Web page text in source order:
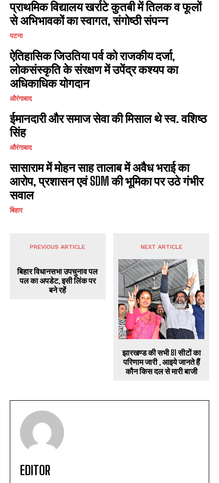
I WANT IN
I've read and accept the Privacy Policy .
प्राथमिक विद्यालय खर्राटे कुतबी में तिलक व फूलों
से अभिभावकों का स्वागत, संगोष्ठी संपन्न
पटना
ऐतिहासिक जिउतिया पर्व को राजकीय दर्जा,
लोकसंस्कृति के संरक्षण में उपेंद्र कश्यप का
अधिकाधिक योगदान
औरंगाबाद
ईमानदारी और समाज सेवा की मिसाल थे स्व. वशिष्ठ
सिंह
औरंगाबाद
सासाराम में मोहन साह तालाब में अवैध भराई का
आरोप, प्रशासन एवं SDM की भूमिका पर उठे गंभीर
सवाल
बिहार
PREVIOUS ARTICLE
बिहार विधानसभा उपचुनाव पल
पल का अपडेट, इसी लिंक पर
बने रहें
NEXT ARTICLE
झारखण्ड की सभी 81 सीटों का
परिणाम जारी , आइये जानते हैं
कौन किस दल से मारी बाजी
EDITOR